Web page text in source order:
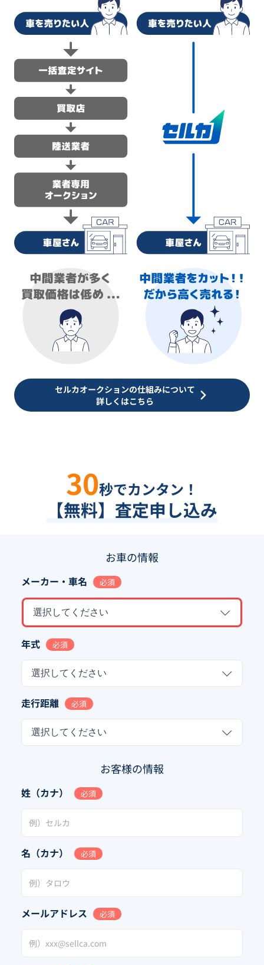
セルカオークションの仕組みについて
詳しくはこちら
30秒でカンタン！
【無料】査定申し込み
お車の情報
メーカー・車名 必須
選択してください
年式 必須
選択してください
走行距離 必須
選択してください
お客様の情報
姓（カナ） 必須
名（カナ） 必須
メールアドレス 必須